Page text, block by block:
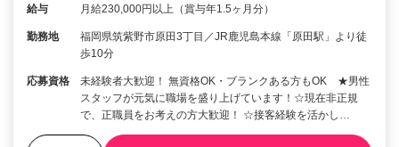
給与 月給230,000円以上（賞与年1.5ヶ月分）
勤務地
福岡県筑紫野市原田3丁目／JR鹿児島本線「原田駅」より徒
歩10分
応募資格
未経験者大歓迎！ 無資格OK・ブランクある方もOK ★男性
スタッフが元気に職場を盛り上げています！☆現在非正規
で、正職員をお考えの方大歓迎！ ☆接客経験を活かし…